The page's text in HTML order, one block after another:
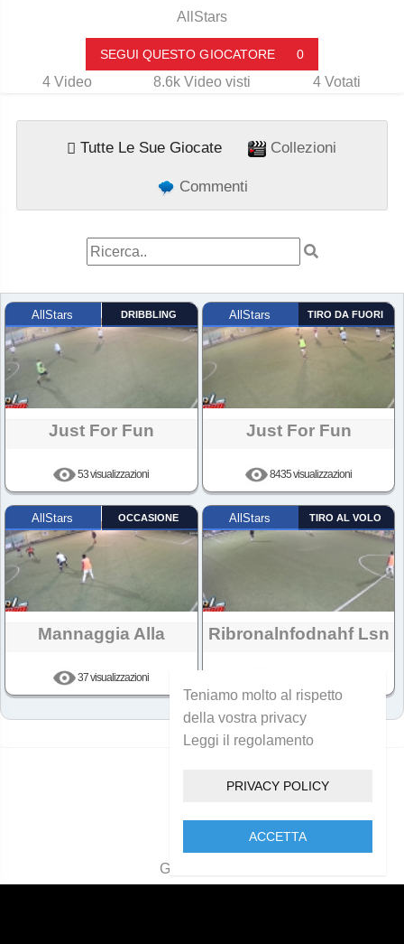
AllStars
SEGUI QUESTO GIOCATORE 0
4 Video 8.6k Video visti 4 Votati
Tutte Le Sue Giocate Collezioni
Commenti
AllStars DRIBBLING
Just For Fun
53 visualizzazioni
AllStars TIRO DA FUORI
Just For Fun
8435 visualizzazioni
AllStars OCCASIONE
Mannaggia Alla
37 visualizzazioni
AllStars TIRO AL VOLO
Ribronalnfodnahf Lsn
Teniamo molto al rispetto
della vostra privacy
Leggi il regolamento
PRIVACY POLICY
ACCETTA
Golcam 2021